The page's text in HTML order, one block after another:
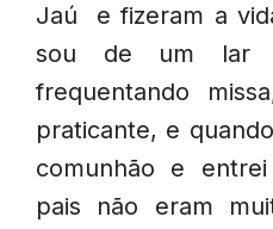
Jaú e fizeram a
sou de um lar
frequentando
praticante, e
comunhão e
pais não eram